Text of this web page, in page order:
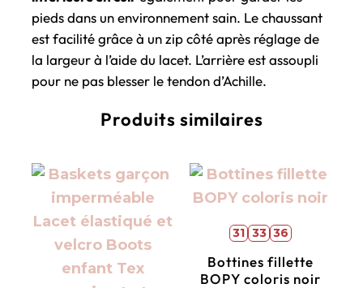
pieds dans un environnement sain. Le chaussant
est facilité grâce à un zip côté après réglage de
la largeur à l’aide du lacet. L’arrière est assoupli
pour ne pas blesser le tendon d’Achille.
Produits similaires
31 33 36
Bottines fillette
BOPY coloris noir